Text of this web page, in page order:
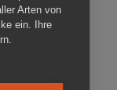
ist ein Ort
und
Arten von
ein. Ihre